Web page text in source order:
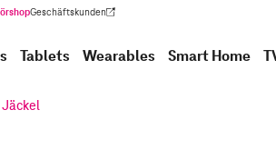
Geschäftskunden
(Wird in einem neuen Tab geöffnet)
Tablets Wearables Smart Home